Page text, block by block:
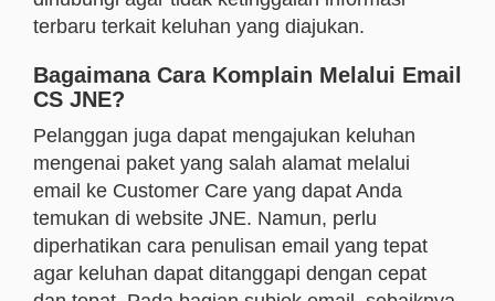
terbaru terkait keluhan yang diajukan.
Bagaimana Cara Komplain Melalui Email
CS JNE?
Pelanggan juga dapat mengajukan keluhan
mengenai paket yang salah alamat melalui
email ke Customer Care yang dapat Anda
temukan di website JNE. Namun, perlu
diperhatikan cara penulisan email yang tepat
agar keluhan dapat ditanggapi dengan cepat